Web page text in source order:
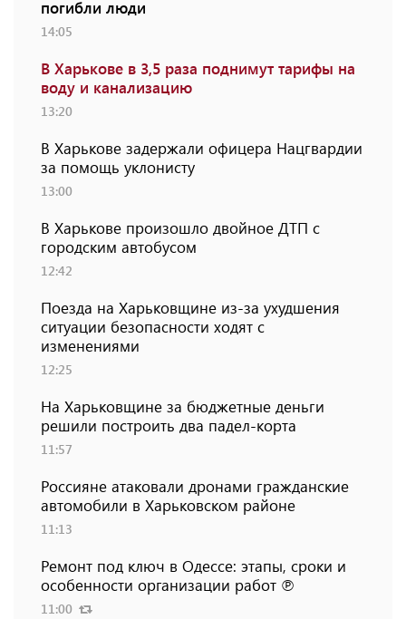
погибли люди
14:05
В Харькове в 3,5 раза поднимут тарифы на
воду и канализацию
13:20
В Харькове задержали офицера Нацгвардии
за помощь уклонисту
13:00
В Харькове произошло двойное ДТП с
городским автобусом
12:42
Поезда на Харьковщине из-за ухудшения
ситуации безопасности ходят с
изменениями
12:25
На Харьковщине за бюджетные деньги
решили построить два падел-корта
11:57
Россияне атаковали дронами гражданские
автомобили в Харьковском районе
11:13
Ремонт под ключ в Одессе: этапы, сроки и
особенности организации работ ℗
11:00